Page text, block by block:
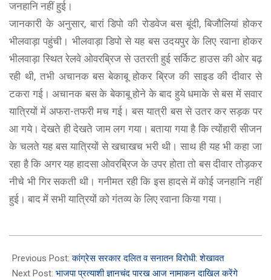
जनहानि नहीं हुई।
जानकारी के अनुसार, बारां डिपो की रोडवेज बस बूंदी, बिजौलियां होकर
भीलवाड़ा पहुंची। भीलवाड़ा डिपो से यह बस उदयपुर के लिए रवाना होकर
भीलवाड़ा स्थित रेलवे ओवरब्रिज से उतरती हुई सर्किट हाउस की ओर बढ़
रही थी, तभी अचानक बस बेकाबू होकर ब्रिज की साइड की दीवार से
टकरा गई। अचानक बस के बेकाबू होने के बाद हुये धमाके से बस में सवार
यात्रियों में अफरा-तफरी मच गई। बस यात्री बस से उतर कर सड़क पर
आ गये। देखते ही देखते जाम लग गया। बताया गया है कि त्योंहारी सीजन
के चलते यह बस यात्रियों से खचाखच भरी थी। साथ ही यह भी कहा जा
रहा है कि अगर यह हादसा ओवरब्रिज के उपर होता तो बस दीवार तोड़कर
नीचे भी गिर सकती थी। गनीमत रही कि इस हादसे में कोई जनहानि नहीं
हुई। बाद में सभी यात्रियों को गंतव्य के लिए रवाना किया गया।
11-
01
Previous Post:कांग्रेस सरकार दलित व सनातन विरोधी: शेखावत
Next Post: भाजपा प्रत्याशी ज्ञानचंद पारख आज नामाकन दाखिल करेंगे